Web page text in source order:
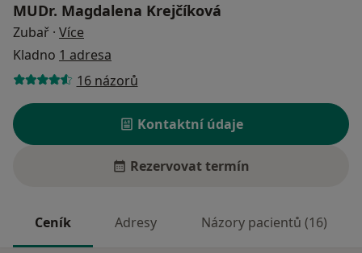
MUDr. Magdalena Krejčíková
Zubař · Více
Kladno 1 adresa
16 názorů
Kontaktní údaje
Rezervovat termín
Ceník Adresy Názory pacientů (16)